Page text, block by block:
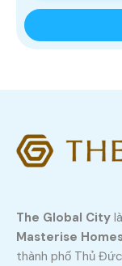
The Global City
Masterise
thành phố Thủ